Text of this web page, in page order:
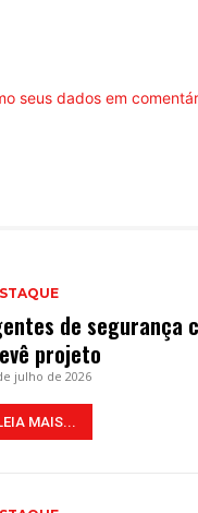
seus dados em
de segurança
projeto
julho de 2026
MAIS...